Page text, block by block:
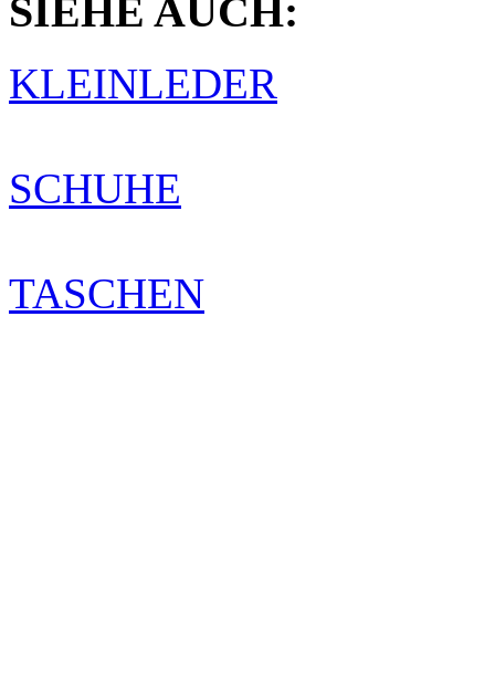
SIEHE AUCH:
KLEINLEDER
SCHUHE
TASCHEN